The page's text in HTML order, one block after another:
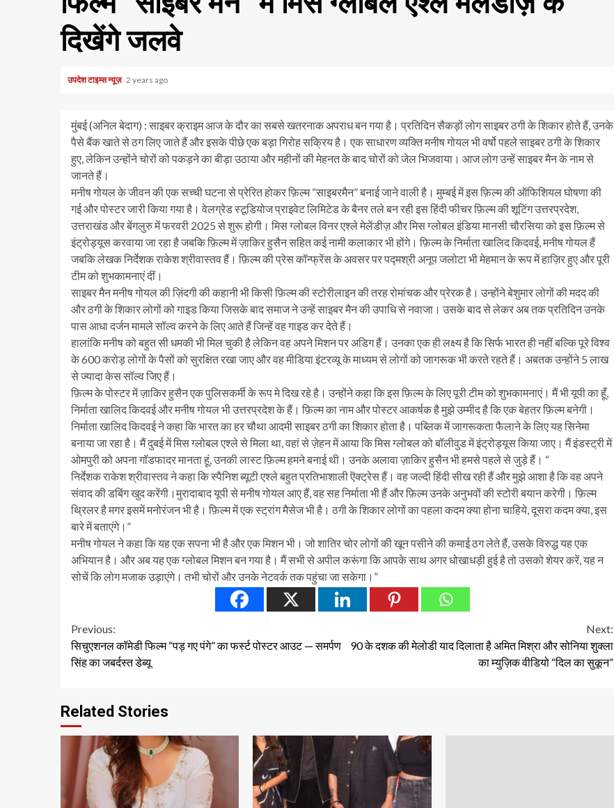
दिखेंगे जलवे
उपदेश टाइम्स न्यूज़ 2 years ago
मुंबई (अनिल बेदाग) : साइबर क्राइम आज के दौर का सबसे खतरनाक अपराध बन गया है। प्रतिदिन सैकड़ों लोग साइबर ठगी के शिकार होते हैं, उनके
पैसे बैंक खाते से ठग लिए जाते हैं और इसके पीछे एक बड़ा गिरोह सक्रिय है। एक साधारण व्यक्ति मनीष गोयल भी वर्षो पहले साइबर ठगी के शिकार
हुए, लेकिन उन्होंने चोरों को पकड़ने का बीड़ा उठाया और महीनों की मेहनत के बाद चोरों को जेल भिजवाया। आज लोग उन्हें साइबर मैन के नाम से
जानते हैं।
मनीष गोयल के जीवन की एक सच्ची घटना से प्रेरित होकर फ़िल्म “साइबरमैन” बनाई जाने वाली है। मुम्बई में इस फ़िल्म की ऑफिशियल घोषणा की
गई और पोस्टर जारी किया गया है। वेलग्रेड स्टूडियोज प्राइवेट लिमिटेड के बैनर तले बन रही इस हिंदी फीचर फ़िल्म की शूटिंग उत्तरप्रदेश,
उत्तराखंड और बेंगलुरु में फरवरी 2025 से शुरू होगी। मिस ग्लोबल विनर एश्ले मेलेंडीज़ और मिस ग्लोबल इंडिया मानसी चौरसिया को इस फ़िल्म से
इंट्रोड्यूस करवाया जा रहा है जबकि फ़िल्म में ज़ाकिर हुसैन सहित कई नामी कलाकार भी होंगे। फ़िल्म के निर्माता खालिद किदवई, मनीष गोयल हैं
जबकि लेखक निर्देशक राकेश श्रीवास्तव हैं। फ़िल्म की प्रेस कॉन्फ्रेंस के अवसर पर पद्मश्री अनूप जलोटा भी मेहमान के रूप में हाज़िर हुए और पूरी
टीम को शुभकामनाएं दीं।
साइबर मैन मनीष गोयल की ज़िंदगी की कहानी भी किसी फ़िल्म की स्टोरीलाइन की तरह रोमांचक और प्रेरक है। उन्होंने बेशुमार लोगों की मदद की
और ठगी के शिकार लोगों को गाइड किया जिसके बाद समाज ने उन्हें साइबर मैन की उपाधि से नवाजा। उसके बाद से लेकर अब तक प्रतिदिन उनके
पास आधा दर्जन मामले सॉल्व करने के लिए आते हैं जिन्हें वह गाइड कर देते हैं।
हालांकि मनीष को बहुत सी धमकी भी मिल चुकी है लेकिन वह अपने मिशन पर अडिग हैं। उनका एक ही लक्ष्य है कि सिर्फ भारत ही नहीं बल्कि पूरे विश्व
के 600 करोड़ लोगों के पैसों को सुरक्षित रखा जाए और वह मीडिया इंटरव्यू के माध्यम से लोगों को जागरूक भी करते रहते हैं। अबतक उन्होंने 5 लाख
से ज्यादा केस सॉल्व जिए हैं।
फ़िल्म के पोस्टर में ज़ाकिर हुसैन एक पुलिसकर्मी के रूप मे दिख रहे है। उन्होंने कहा कि इस फ़िल्म के लिए पूरी टीम को शुभकामनाएं। मैं भी यूपी का हूँ,
निर्माता खालिद किदवई और मनीष गोयल भी उत्तरप्रदेश के हैं। फ़िल्म का नाम और पोस्टर आकर्षक है मुझे उम्मीद है कि एक बेहतर फ़िल्म बनेगी।
निर्माता खालिद किदवई ने कहा कि भारत का हर चौथा आदमी साइबर ठगी का शिकार होता है। पब्लिक में जागरूकता फैलाने के लिए यह सिनेमा
बनाया जा रहा है। मैं दुबई में मिस ग्लोबल एश्ले से मिला था, वहां से ज़ेहन में आया कि मिस ग्लोबल को बॉलीवुड में इंट्रोड्यूस किया जाए। मैं इंडस्ट्री में
ओमपुरी को अपना गॉडफादर मानता हूं, उनकी लास्ट फ़िल्म हमने बनाई थी। उनके अलावा ज़ाकिर हुसैन भी हमसे पहले से जुड़े हैं। “
निर्देशक राकेश श्रीवास्तव ने कहा कि स्पैनिश ब्यूटी एश्ले बहुत प्रतिभाशाली ऎक्ट्रेस हैं। वह जल्दी हिंदी सीख रही हैं और मुझे आशा है कि वह अपने
संवाद की डबिंग खुद करेंगी।मुरादाबाद यूपी से मनीष गोयल आए हैं, वह सह निर्माता भी हैं और फ़िल्म उनके अनुभवों की स्टोरी बयान करेगी। फ़िल्म
थ्रिलर है मगर इसमें मनोरंजन भी है। फ़िल्म में एक स्ट्रांग मैसेज भी है। ठगी के शिकार लोगों का पहला कदम क्या होना चाहिये, दूसरा कदम क्या, इस
बारे में बताएंगे।”
मनीष गोयल ने कहा कि यह एक सपना भी है और एक मिशन भी। जो शातिर चोर लोगों की खून पसीने की कमाई ठग लेते हैं, उसके विरुद्ध यह एक
अभियान है। और अब यह एक ग्लोबल मिशन बन गया है। मैं सभी से अपील करूंगा कि आपके साथ अगर धोखाधड़ी हुई है तो उसको शेयर करें, यह न
सोचें कि लोग मजाक उड़ाएंगे। तभी चोरों और उनके नेटवर्क तक पहुंचा जा सकेगा।”
Continue
Reading
Previous:
सिचुएशनल कॉमेडी फिल्म “पड़ गए पंगे” का फर्स्ट पोस्टर आउट — समर्पण
सिंह का जबर्दस्त डेब्यू
Next:
90 के दशक की मेलोडी याद दिलाता है अमित मिश्रा और सोनिया शुक्ला
का म्युज़िक वीडियो “दिल का सुकून”
Related Stories